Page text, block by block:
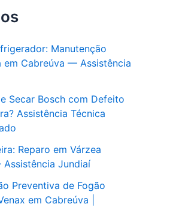
Manutenção
em Cabreúva — Assistência
Secar Bosch com Defeito
Assistência Técnica
Reparo em Várzea
Jundiaí
Preventiva de Fogão
em Cabreúva |